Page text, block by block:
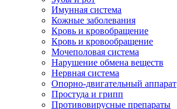
Имунная система
Кожные заболевания
Кровь и кровобращение
Кровь и кровообращение
Мочеполовая система
Нарушение обмена веществ
Нервная система
Опорно-двигательный аппарат
Простуда и грипп
Противовирусные препараты